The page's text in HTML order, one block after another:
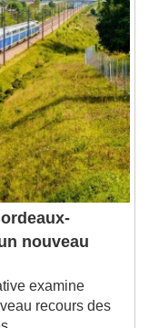
nouveau
examine
recours des